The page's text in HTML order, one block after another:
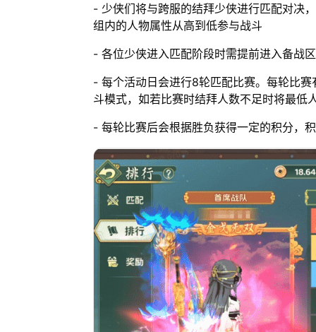
- 少侠们将与跨服的结拜少侠进行匹配对决
组内的人物属性从高到低参与战斗
- 各位少侠进入匹配阶段时需提前进入备战
- 每个活动日会进行8轮匹配比赛。每轮比
斗模式，如若比赛时结拜人数不足时将最低
- 每轮比赛后会根据胜负获得一定的积分，